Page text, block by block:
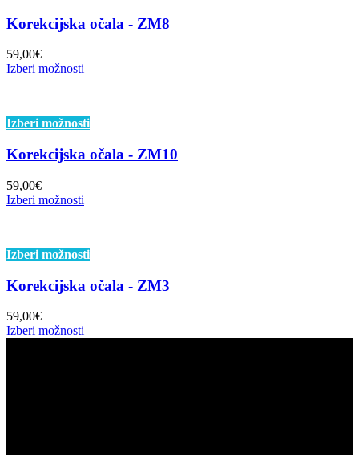
Korekcijska očala - ZM8
59,00€
Izberi možnosti
Izberi možnosti
Korekcijska očala - ZM10
59,00€
Izberi možnosti
Izberi možnosti
Korekcijska očala - ZM3
59,00€
Izberi možnosti